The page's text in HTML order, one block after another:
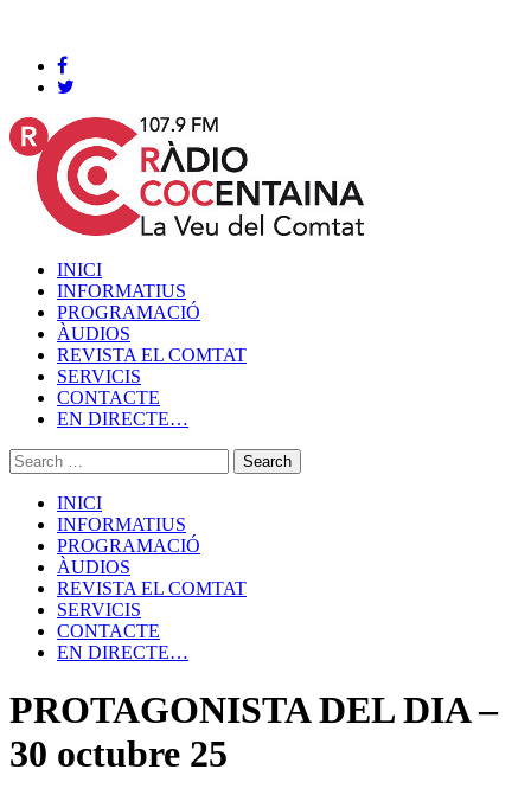
INICI
INFORMATIUS
PROGRAMACIÓ
ÀUDIOS
REVISTA EL COMTAT
SERVICIS
CONTACTE
EN DIRECTE…
INICI
INFORMATIUS
PROGRAMACIÓ
ÀUDIOS
REVISTA EL COMTAT
SERVICIS
CONTACTE
EN DIRECTE…
PROTAGONISTA DEL DIA –
30 octubre 25